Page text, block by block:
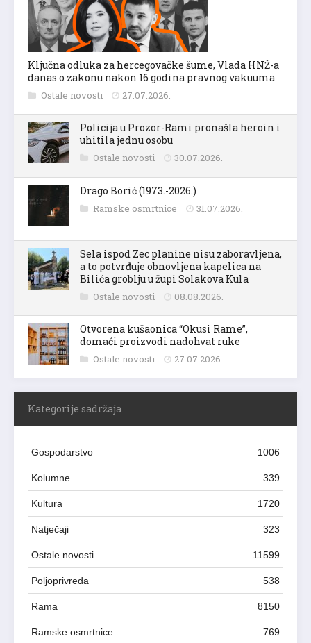
Ključna odluka za hercegovačke šume, Vlada HNŽ-a
danas o zakonu nakon 16 godina pravnog vakuuma
Ostale novosti 27.07.2026.
Policija u Prozor-Rami pronašla heroin i
uhitila jednu osobu
Ostale novosti 30.07.2026.
Drago Borić (1973.-2026.)
Ramske osmrtnice 31.07.2026.
Sela ispod Zec planine nisu zaboravljena,
a to potvrđuje obnovljena kapelica na
Bilića groblju u župi Solakova Kula
Ostale novosti 08.08.2026.
Otvorena kušaonica “Okusi Rame”,
domaći proizvodi nadohvat ruke
Ostale novosti 27.07.2026.
Kategorije sadržaja
Gospodarstvo 1006
Kolumne 339
Kultura 1720
Natječaji 323
Ostale novosti 11599
Poljoprivreda 538
Rama 8150
Ramske osmrtnice 769